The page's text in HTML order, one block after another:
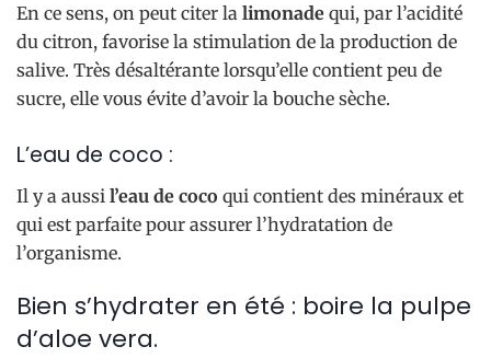
En ce sens, on peut citer la limonade qui, par l’acidité
du citron, favorise la stimulation de la production de
salive. Très désaltérante lorsqu’elle contient peu de
sucre, elle vous évite d’avoir la bouche sèche.
L’eau de coco :
Il y a aussi l’eau de coco qui contient des minéraux et
qui est parfaite pour assurer l’hydratation de
l’organisme.
Bien s’hydrater en été : boire la pulpe
d’aloe vera.